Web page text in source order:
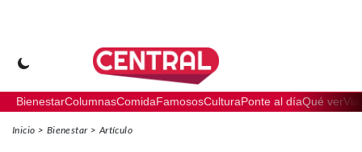
BienestarColumnasComidaFamososCulturaPonte al díaQué ver
Inicio Bienestar Artículo